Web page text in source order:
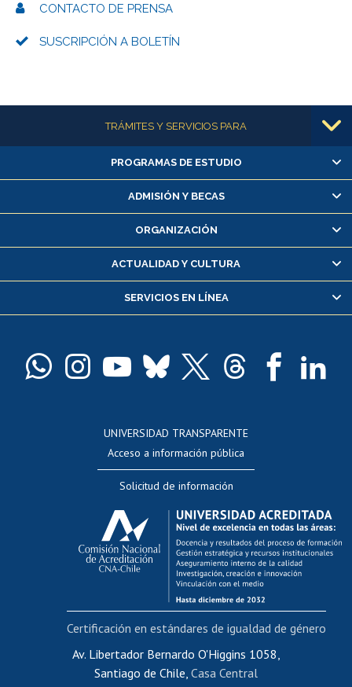
CONTACTO DE PRENSA
SUSCRIPCIÓN A BOLETÍN
Más informaciónTRÁMITES Y SERVICIOS PARA
Alumnas/os y exalumnas/os
Matrícula en línea
Inscripción y cambio de asignaturas
Consulta y certificado de notas
Servicio médico y dental
Pago de arancel y crédito alumnos
Docentes
Evaluación docente
Calificación académica
Postulación al AUCAI
Funcionarias/os
Cursos internos de capacitación
Bienestar del personal
Portal de movilidad interna
Certificado de renta
Certificado de renta honorarios
PROGRAMAS DE ESTUDIO
ADMISIÓN Y BECAS
ORGANIZACIÓN
ACTUALIDAD Y CULTURA
SERVICIOS EN LÍNEA
UNIVERSIDAD TRANSPARENTE
Acceso a información pública
Solicitud de información
Av. Libertador Bernardo O'Higgins 1058,
Santiago de Chile, Casa Central
Certificación en estándares de igualdad de género